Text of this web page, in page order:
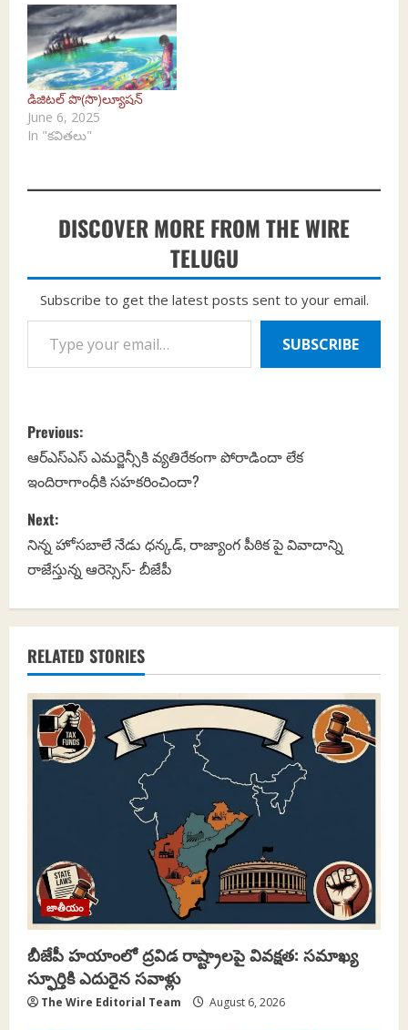
డిజిటల్ పొ(సొ)ల్యూషన్
June 6, 2025
In "కవితలు"
DISCOVER MORE FROM THE WIRE
TELUGU
Subscribe to get the latest posts sent to your email.
Type your email…
SUBSCRIBE
P
o
s
t
n
a
v
i
g
o
n
Previous:
ఆర్ఎస్ఎస్ ఎమర్జెన్సీకి వ్యతిరేకంగా పోరాడిందా లేక
ఇందిరాగాంధీకి సహకరించిందా?
Next:
నిన్న హోసబాలే నేడు ధన్కడ్, రాజ్యాంగ పీఠిక పై వివాదాన్ని
రాజేస్తున్న ఆరెస్సెస్- బీజేపీ
RELATED STORIES
జాతీయం
బీజేపీ హయాంలో ద్రవిడ రాష్ట్రాలపై వివక్షత: సమాఖ్య
స్ఫూర్తికి ఎదురైన సవాళ్లు
The Wire Editorial Team August 6, 2026